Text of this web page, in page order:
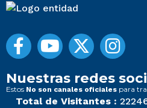
Nuestras redes
Estos No son canales oficiales para
Total de Visitantes :